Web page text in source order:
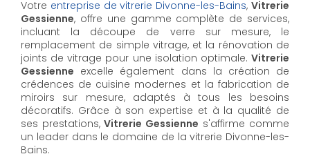
Votre entreprise de vitrerie Divonne-les-Bains,Vitrerie
Gessienne, offre une gamme complète de services,
incluant la découpe de verre sur mesure, le
remplacement de simple vitrage, et la rénovation de
joints de vitrage pour une isolation optimale. Vitrerie
Gessienne excelle également dans la création de
crédences de cuisine modernes et la fabrication de
miroirs sur mesure, adaptés à tous les besoins
décoratifs. Grâce à son expertise et à la qualité de
ses prestations, Vitrerie Gessienne s'affirme comme
un leader dans le domaine de la vitrerie Divonne-les-
Bains.